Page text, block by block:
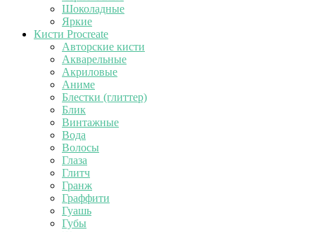
Шоколадные
Яркие
Кисти Procreate
Авторские кисти
Акварельные
Акриловые
Аниме
Блестки (глиттер)
Блик
Винтажные
Вода
Волосы
Глаза
Глитч
Гранж
Граффити
Гуашь
Губы